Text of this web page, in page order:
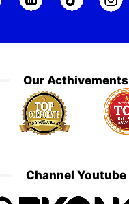
Our Acthivements
Channel Youtube